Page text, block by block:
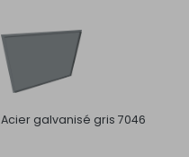
Acier galvanisé gris 7046